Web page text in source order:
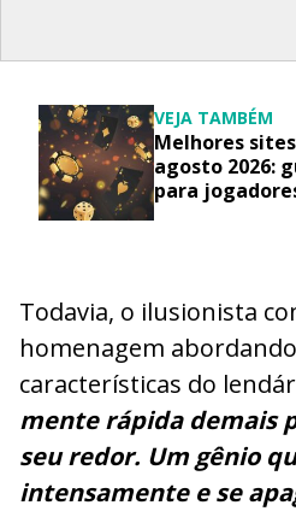
VEJA TAMBÉM
Melhores
agosto 2026:
para
Todavia, o ilusionista
homenagem
características do
mente rápida demais
seu redor. Um gênio
intensamente e se